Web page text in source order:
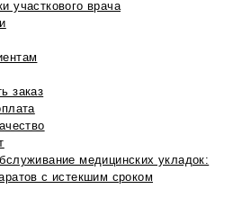
участкового врача
заказ
медицинских укладок:
с истекшим сроком